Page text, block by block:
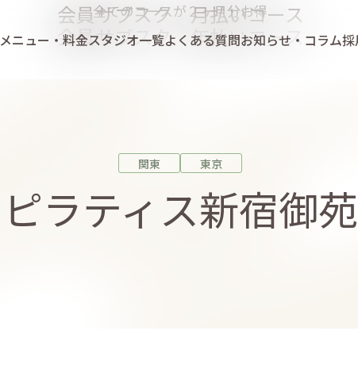
メニュー・料金スタジオ一覧よくある質問お知らせ・コラム
関東 東京
ラティス新宿御
会員サブスク 月払いコース
全てのコースが２ヶ月分お得
会員サブスク 年払いコース